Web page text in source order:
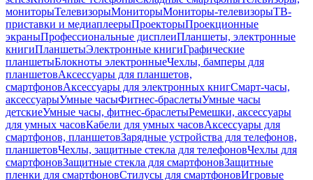
мониторыТелевизорыМониторыМониторы-телевизорыТВ-
приставки и медиаплеерыПроекторыПроекционные
экраныПрофессиональные дисплеиПланшеты, электронные
книгиПланшетыЭлектронные книгиГрафические
планшетыБлокноты электронныеЧехлы, бамперы для
планшетовАксессуары для планшетов,
смартфоновАксессуары для электронных книгСмарт-часы,
аксессуарыУмные часыФитнес-браслетыУмные часы
детскиеУмные часы, фитнес-браслетыРемешки, аксессуары
для умных часовКабели для умных часовАксессуары для
смартфонов, планшетовЗарядные устройства для телефонов,
планшетовЧехлы, защитные стекла для телефоновЧехлы для
смартфоновЗащитные стекла для смартфоновЗащитные
пленки для смартфоновСтилусы для смартфоновИгровые